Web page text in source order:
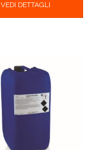
VEDI DETTAGLI